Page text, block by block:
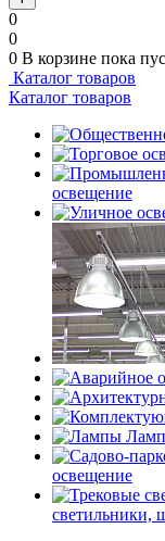
0
0
0 В корзине пока
Каталог товаров
Каталог товаров
освещение
освещение
светильники,